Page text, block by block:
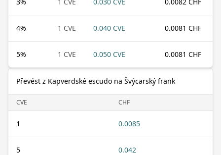
4% 1 CVE 0.040 CVE 0.0081 CHF
5% 1 CVE 0.050 CVE 0.0081 CHF
Převést z Kapverdské escudo na Švýcarský frank
CVE CHF
1 0.0085
5 0.042